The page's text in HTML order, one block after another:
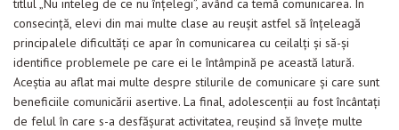
titlul „Nu inteleg de ce nu înţelegi”, având ca temă comunicarea. În
consecinţă, elevi din mai multe clase au reuşit astfel să înţeleagă
principalele dificultăţi ce apar în comunicarea cu ceilalţi şi să-şi
identifice problemele pe care ei le întâmpină pe această latură.
Aceştia au aflat mai multe despre stilurile de comunicare şi care sunt
beneficiile comunicării asertive. La final, adolescenţii au fost încântaţi
de felul în care s-a desfăşurat activitatea, reuşind să înveţe multe